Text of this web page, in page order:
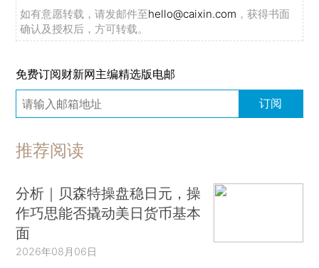
如有意愿转载，请发邮件至hello@caixin.com ，获得书面
确认及授权后，方可转载。
免费订阅财新网主编精选版电邮
订阅
推荐阅读
分析｜贝森特操盘稳日元，操
作巧思能否撬动美日货币基本
面
2026年08月06日